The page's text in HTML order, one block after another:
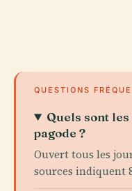
QUESTIONS
Quels sont
pagode ?
Ouvert tous les
sources indiquent